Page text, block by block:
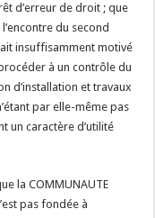
d’erreur de droit ; que
du second
insuffisamment motivé
à un contrôle du
d’installation et travaux
par elle-même pas
un caractère d’utilité
la COMMUNAUTE
pas fondée à